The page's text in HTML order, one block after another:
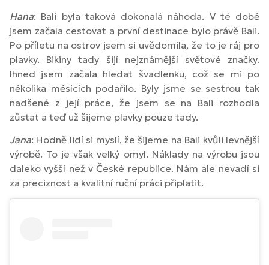
Hana: Bali byla taková dokonalá náhoda. V té době
jsem začala cestovat a první destinace bylo právě Bali.
Po příletu na ostrov jsem si uvědomila, že to je ráj pro
plavky. Bikiny tady šijí nejznámější světové značky.
Ihned jsem začala hledat švadlenku, což se mi po
několika měsících podařilo. Byly jsme se sestrou tak
nadšené z její práce, že jsem se na Bali rozhodla
zůstat a teď už šijeme plavky pouze tady.
Jana: Hodně lidí si myslí, že šijeme na Bali kvůli levnější
výrobě. To je však velký omyl. Náklady na výrobu jsou
daleko vyšší než v České republice. Nám ale nevadí si
za preciznost a kvalitní ruční práci připlatit.